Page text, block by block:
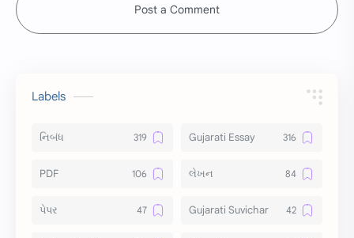
Post a Comment
Labels
નિબંધ Gujarati Essay
PDF લેખન
પેપર Gujarati Suvichar